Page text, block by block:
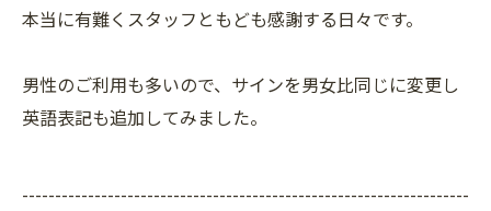
本当に有難くスタッフともども感謝する日々です。
男性のご利用も多いので、サインを男女比同じに変更し
英語表記も追加してみました。
--------------------------------------------------------------------